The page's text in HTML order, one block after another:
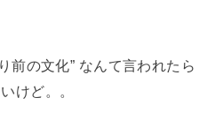
前の文化” なんて言われたら
けど。。